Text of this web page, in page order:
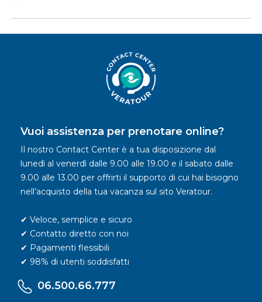
Vuoi assistenza per prenotare online?
Il nostro Contact Center è a tua disposizione dal
lunedì al venerdì dalle 9.00 alle 19.00 e il sabato dalle
9.00 alle 13.00 per offrirti il supporto di cui hai bisogno
nell’acquisto della tua vacanza sul sito Veratour.
✔ Veloce, semplice e sicuro
✔ Contatto diretto con noi
✔ Pagamenti flessibili
✔ 98% di utenti soddisfatti
06.500.66.777